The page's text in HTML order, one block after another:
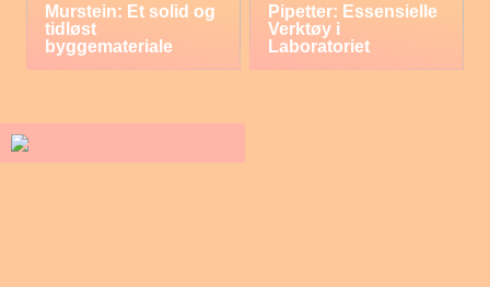
Murstein: Et solid og
tidløst
byggemateriale
Pipetter: Essensielle
Verktøy i
Laboratoriet